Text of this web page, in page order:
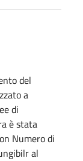
del
a
di
è stata
Numero di
al